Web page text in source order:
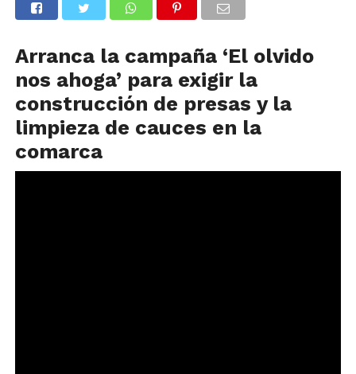
Arranca la campaña ‘El olvido
nos ahoga’ para exigir la
construcción de presas y la
limpieza de cauces en la
comarca